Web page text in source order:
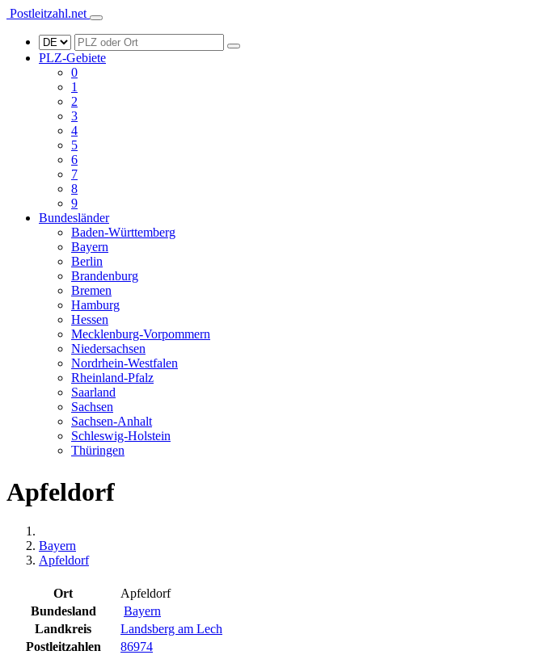
Postleitzahl.net
PLZ-Gebiete
0
1
2
3
4
5
6
7
8
9
Bundesländer
Baden-Württemberg
Bayern
Berlin
Brandenburg
Bremen
Hamburg
Hessen
Mecklenburg-Vorpommern
Niedersachsen
Nordrhein-Westfalen
Rheinland-Pfalz
Saarland
Sachsen
Sachsen-Anhalt
Schleswig-Holstein
Thüringen
Apfeldorf
Bayern
Apfeldorf
Ort
Apfeldorf
Bundesland
Bayern
Landkreis
Landsberg am Lech
Postleitzahlen
86974